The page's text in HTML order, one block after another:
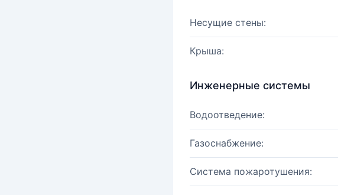
Несущие стены:
Крыша:
Инженерные системы
Водоотведение:
Газоснабжение:
Система пожаротушения: